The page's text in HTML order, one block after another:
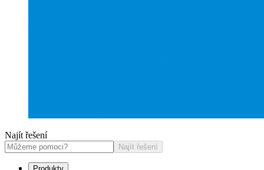
Najít řešení
Najít řešení